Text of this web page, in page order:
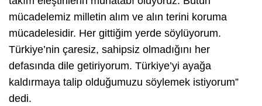
mücadelemiz milletin alım ve alın terini koruma
mücadelesidir. Her gittiğim yerde söylüyorum.
Türkiye’nin çaresiz, sahipsiz olmadığını her
defasında dile getiriyorum. Türkiye’yi ayağa
kaldırmaya talip olduğumuzu söylemek istiyorum”
dedi.